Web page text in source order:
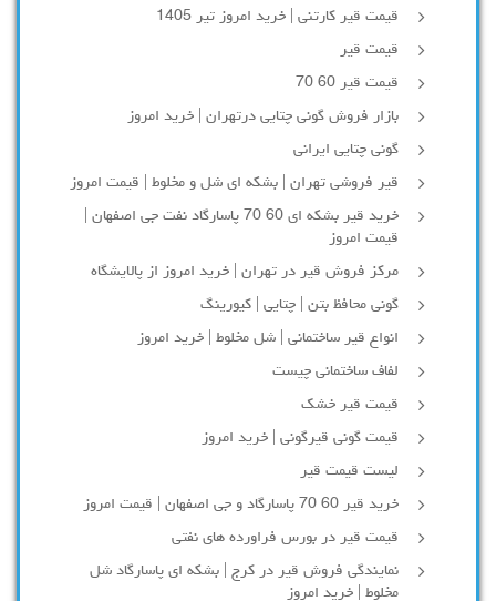
قیمت قیر کارتنی | خرید امروز تیر 1405
قیمت قیر
قیمت قیر 60 70
بازار فروش گونی چتایی درتهران | خرید امروز
گونی چتایی ایرانی
قیر فروشی تهران | بشکه ای شل و مخلوط | قیمت امروز
خرید قیر بشکه ای 60 70 پاسارگاد نفت جی اصفهان |
قیمت امروز
مرکز فروش قیر در تهران | خرید امروز از پالایشگاه
گونی محافظ بتن | چتایی | کیورینگ
انواع قیر ساختمانی | شل مخلوط | خرید امروز
لفاف ساختمانی چیست
قیمت قیر خشک
قیمت گونی قیرگونی | خرید امروز
لیست قیمت قیر
خرید قیر 60 70 پاسارگاد و جی اصفهان | قیمت امروز
قیمت قیر در بورس فراورده های نفتی
نمایندگی فروش قیر در کرج | بشکه ای پاسارگاد شل
مخلوط | خرید امروز